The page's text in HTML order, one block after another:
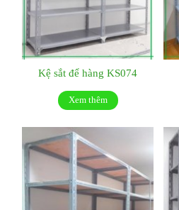
Kệ sắt để hàng KS074
Xem thêm